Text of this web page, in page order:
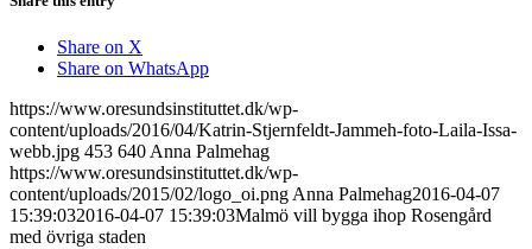
Share on X
Share on WhatsApp
https://www.oresundsinstituttet.dk/wp-
content/uploads/2016/04/Katrin-Stjernfeldt-Jammeh-foto-Laila-Issa-
webb.jpg 453 640 Anna Palmehag
https://www.oresundsinstituttet.dk/wp-
content/uploads/2015/02/logo_oi.png Anna Palmehag2016-04-07
15:39:032016-04-07 15:39:03Malmö vill bygga ihop Rosengård
med övriga staden